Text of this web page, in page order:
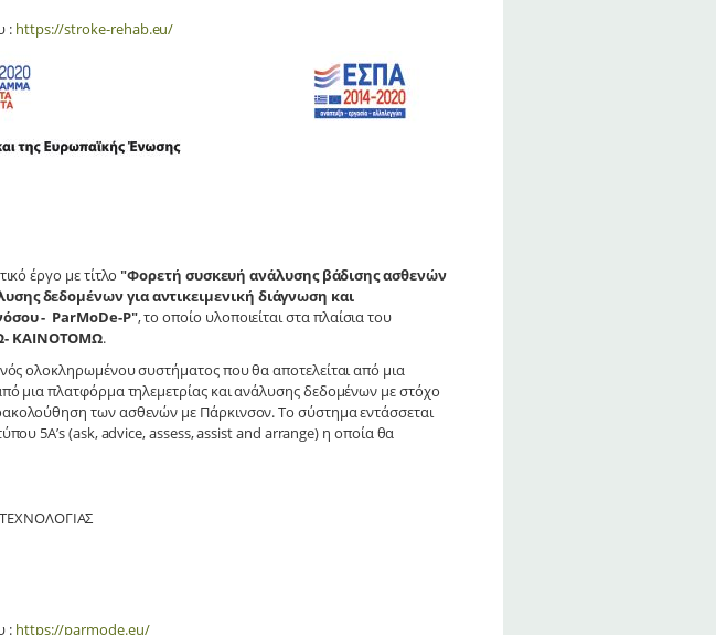
: https://stroke-rehab.eu/
έργο με τίτλο"Φορετή συσκευή ανάλυσης βάδισης ασθενών
δεδομένων για αντικειμενική διάγνωση και
- ParMoDe-P", το οποίο υλοποιείται στα πλαίσια του
ΚΑΙΝΟΤΟΜΩ.
ολοκληρωμένου συστήματος που θα αποτελείται από μια
μια πλατφόρμα τηλεμετρίας και ανάλυσης δεδομένων με στόχο
των ασθενών με Πάρκινσον. Το σύστημα εντάσσεται
5Α’s (ask, advice, assess, assist and arrange) η οποία θα
: https://parmode.eu/